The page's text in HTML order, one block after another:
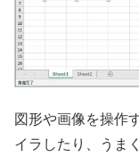
図形や画像を操作
イラしたり、うま